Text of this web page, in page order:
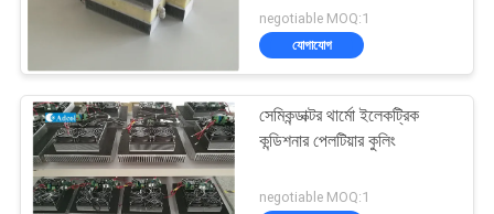
negotiable MOQ:1
যোগাযোগ
সেমিকন্ডাক্টর থার্মো ইলেকট্রিক
কন্ডিশনার পেলটিয়ার কুলিং
negotiable MOQ:1